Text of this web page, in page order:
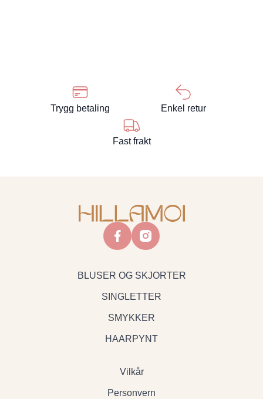
Trygg betaling Enkel retur
Fast frakt
facebookinstagram
BLUSER OG SKJORTER
SINGLETTER
SMYKKER
HAARPYNT
Vilkår
Personvern